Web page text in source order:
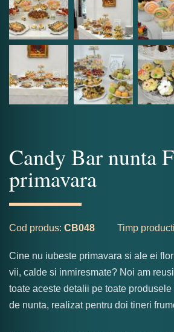
Candy Bar nunta
primavara
Cod produs: CB048 Timp
Cine nu iubeste primavara si ale ei
vii, calde si inmiresmate? Noi am
toate aceste detalii pe toate
de nunta, realizat pentru doi tineri